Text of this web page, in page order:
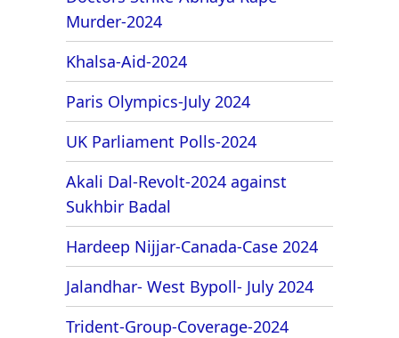
Murder-2024
Khalsa-Aid-2024
Paris Olympics-July 2024
UK Parliament Polls-2024
Akali Dal-Revolt-2024 against
Sukhbir Badal
Hardeep Nijjar-Canada-Case 2024
Jalandhar- West Bypoll- July 2024
Trident-Group-Coverage-2024